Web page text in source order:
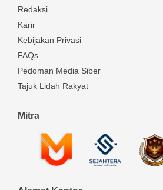
Redaksi
Karir
Kebijakan Privasi
FAQs
Pedoman Media Siber
Tajuk Lidah Rakyat
Mitra